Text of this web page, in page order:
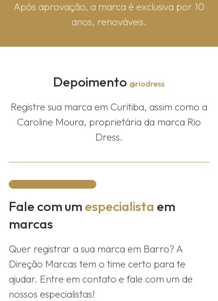
Após aprovação, a marca é exclusiva por 10
anos, renováveis.
Depoimento @riodress
Registre sua marca em Curitiba, assim como a
Caroline Moura, proprietária da marca Rio
Dress.
Fale com um especialista em
marcas
Quer registrar a sua marca em Barro? A
Direção Marcas tem o time certo para te
ajudar. Entre em contato e fale com um de
nossos especialistas!